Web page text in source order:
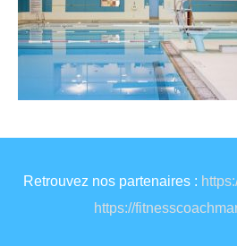
Retrouvez nos partenaires :
https://